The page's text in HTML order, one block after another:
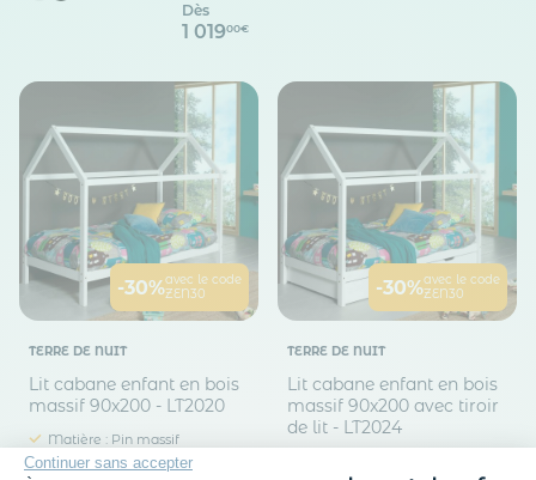
Continuer sans accepter
Dès
1 01900€
-30%avec le code
ZEN30
TERRE DE NUIT
Lit cabane enfant en bois
massif 90x200 - LT2020
Matière : Pin massif
Certifié FSC
-30%avec le code
ZEN30
TERRE DE NUIT
Lit cabane enfant en bois
massif 90x200 avec tiroir
de lit - LT2024